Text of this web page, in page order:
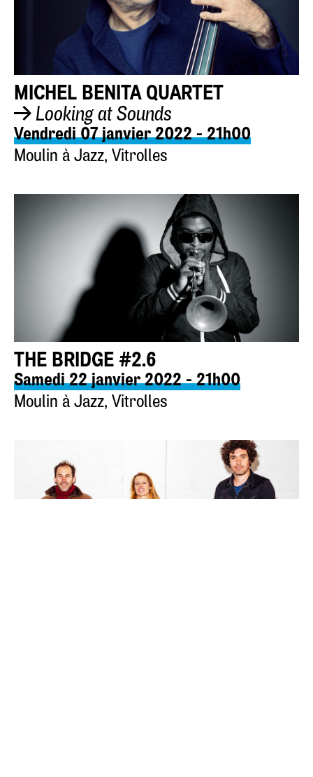
MICHEL BENITA QUARTET
Looking at Sounds
Vendredi 07 janvier 2022 - 21h00
Moulin à Jazz, Vitrolles
THE BRIDGE #2.6
Samedi 22 janvier 2022 - 21h00
Moulin à Jazz, Vitrolles